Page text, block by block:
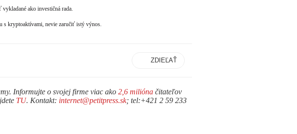
ako investičná rada.
kryptoaktívami, nevie zaručiť istý výnos.
ZDIEĽAŤ
Informujte o svojej firme viac ako 2,6 milióna čitateľov
TU. Kontakt: internet@petitpress.sk; tel:+421 2 59 233